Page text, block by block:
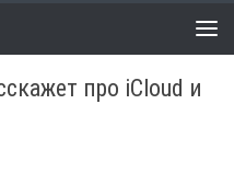
0 COMMENTS
про iCloud и